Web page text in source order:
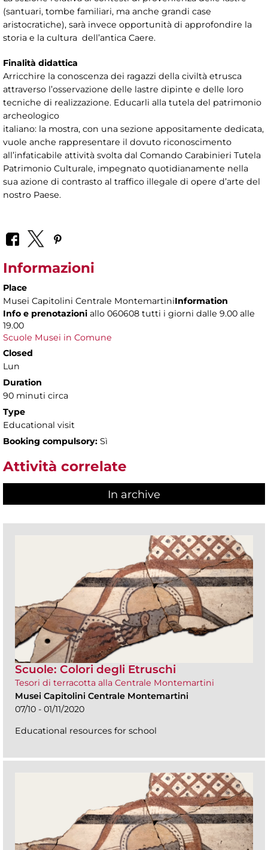
(santuari, tombe familiari, ma anche grandi case
aristocratiche), sarà invece opportunità di approfondire la
storia e la cultura dell’antica Caere.
Finalità didattica
Arricchire la conoscenza dei ragazzi della civiltà etrusca
attraverso l’osservazione delle lastre dipinte e delle loro
tecniche di realizzazione. Educarli alla tutela del patrimonio
archeologico
italiano: la mostra, con una sezione appositamente dedicata,
vuole anche rappresentare il dovuto riconoscimento
all’infaticabile attività svolta dal Comando Carabinieri Tutela
Patrimonio Culturale, impegnato quotidianamente nella
sua azione di contrasto al traffico illegale di opere d’arte del
nostro Paese.
Informazioni
Place
Musei Capitolini Centrale MontemartiniInformation
Info e prenotazioni allo 060608 tutti i giorni dalle 9.00 alle
19.00
Scuole Musei in Comune
Closed
Lun
Duration
90 minuti circa
Type
Educational visit
Booking compulsory: Sì
Attività correlate
In archive
Scuole: Colori degli Etruschi
Tesori di terracotta alla Centrale Montemartini
Musei Capitolini Centrale Montemartini
07/10 - 01/11/2020
Educational resources for school